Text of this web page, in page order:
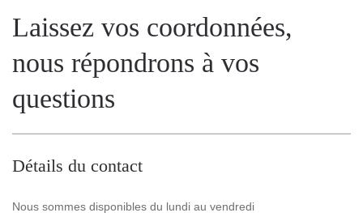
Laissez vos coordonnées,
nous répondrons à vos
questions
Détails du contact
Nous sommes disponibles du lundi au vendredi